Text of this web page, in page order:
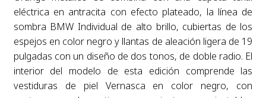
eléctrica en antracita con efecto plateado, la línea de
sombra BMW Individual de alto brillo, cubiertas de los
espejos en color negro y llantas de aleación ligera de 19
pulgadas con un diseño de dos tonos, de doble radio. El
interior del modelo de esta edición comprende las
vestiduras de piel Vernasca en color negro, con